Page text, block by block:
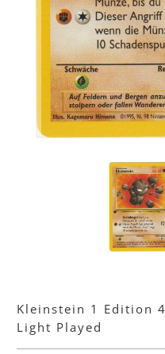
Kleinstein 1 Edition
Light Played